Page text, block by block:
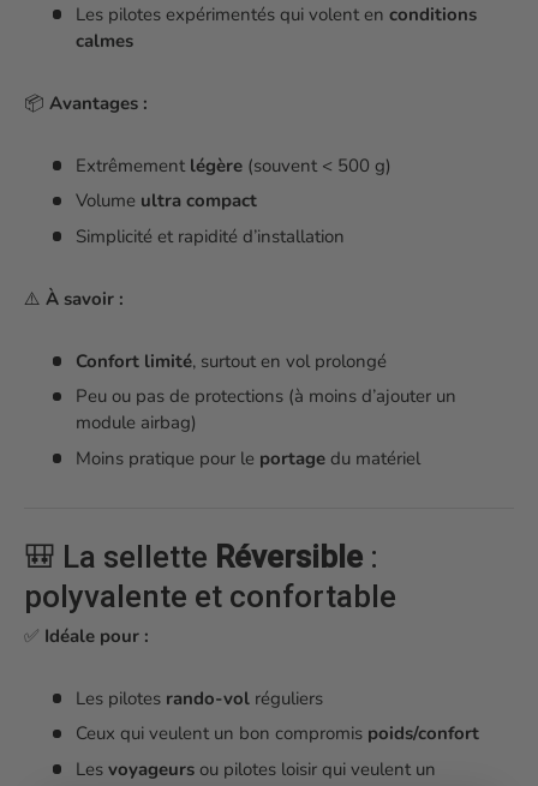
Les pilotes expérimentés qui volent en conditions
calmes
📦 Avantages :
Extrêmement légère(souvent < 500 g)
Volume ultra compact
Simplicité et rapidité d’installation
⚠️ À savoir :
Confort limité, surtout en vol prolongé
Peu ou pas de protections (à moins d’ajouter un
module airbag)
Moins pratique pour le portagedu matériel
🎒 La sellette Réversible :
polyvalente et confortable
✅ Idéale pour :
Les pilotes rando-volréguliers
Ceux qui veulent un bon compromis poids/confort
Les voyageursou pilotes loisir qui veulent un